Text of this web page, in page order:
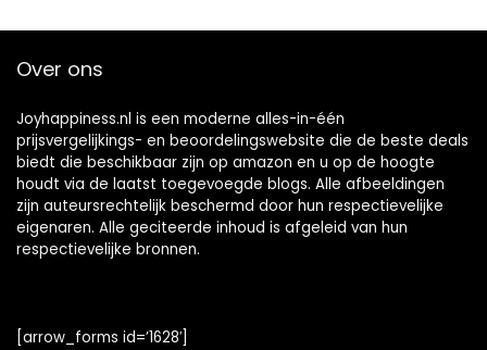
Over ons
Joyhappiness.nl is een moderne alles-in-één
prijsvergelijkings- en beoordelingswebsite die de beste deals
biedt die beschikbaar zijn op amazon en u op de hoogte
houdt via de laatst toegevoegde blogs. Alle afbeeldingen
zijn auteursrechtelijk beschermd door hun respectievelijke
eigenaren. Alle geciteerde inhoud is afgeleid van hun
respectievelijke bronnen.
[arrow_forms id=’1628′]